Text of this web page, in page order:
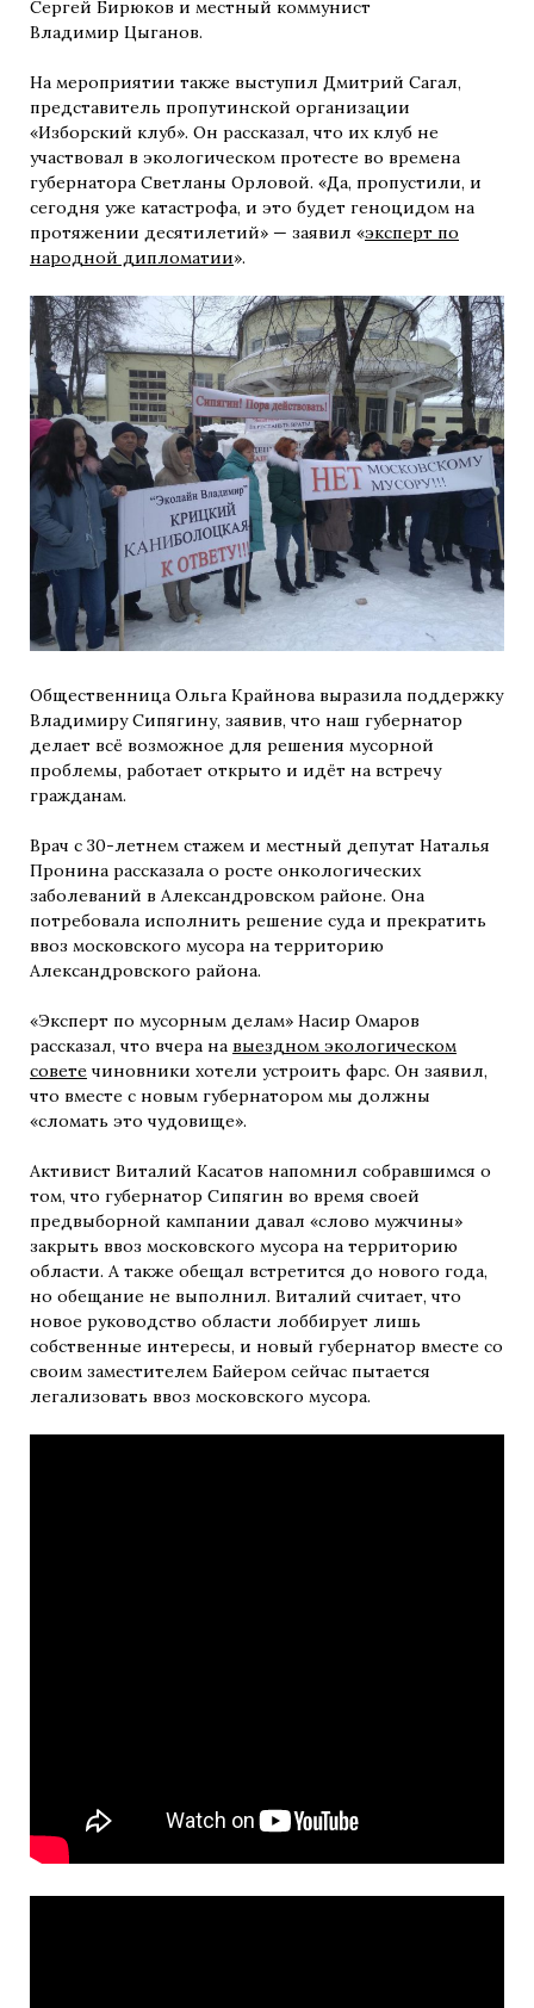
Сергей Бирюков и местный коммунист
Владимир Цыганов.
На мероприятии также выступил Дмитрий Сагал,
представитель пропутинской организации
«Изборский клуб». Он рассказал, что их клуб не
участвовал в экологическом протесте во времена
губернатора Светланы Орловой. «Да, пропустили, и
сегодня уже катастрофа, и это будет геноцидом на
протяжении десятилетий» — заявил «эксперт по
народной дипломатии».
Общественница Ольга Крайнова выразила поддержку
Владимиру Сипягину, заявив, что наш губернатор
делает всё возможное для решения мусорной
проблемы, работает открыто и идёт на встречу
гражданам.
Врач с 30-летнем стажем и местный депутат Наталья
Пронина рассказала о росте онкологических
заболеваний в Александровском районе. Она
потребовала исполнить решение суда и прекратить
ввоз московского мусора на территорию
Александровского района.
«Эксперт по мусорным делам» Насир Омаров
рассказал, что вчера на выездном экологическом
совете чиновники хотели устроить фарс. Он заявил,
что вместе с новым губернатором мы должны
«сломать это чудовище».
Активист Виталий Касатов напомнил собравшимся о
том, что губернатор Сипягин во время своей
предвыборной кампании давал «слово мужчины»
закрыть ввоз московского мусора на территорию
области. А также обещал встретится до нового года,
но обещание не выполнил. Виталий считает, что
новое руководство области лоббирует лишь
собственные интересы, и новый губернатор вместе со
своим заместителем Байером сейчас пытается
легализовать ввоз московского мусора.